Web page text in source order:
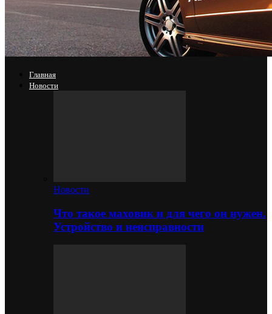
Главная
Новости
Новости
Что такое маховик и для чего он нужен.
Устройство и неисправности